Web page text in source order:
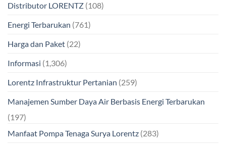
Distributor LORENTZ (108)
Energi Terbarukan (761)
Harga dan Paket (22)
Informasi (1,306)
Lorentz Infrastruktur Pertanian (259)
Manajemen Sumber Daya Air Berbasis Energi Terbarukan
(197)
Manfaat Pompa Tenaga Surya Lorentz (283)